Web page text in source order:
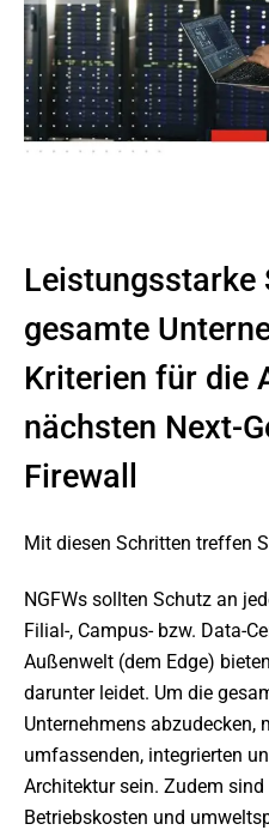
Leistungsstarke
gesamte
Kriterien für die
nächsten Next-
Firewall
Mit diesen Schritten treffen
NGFWs sollten Schutz an
Filial-, Campus- bzw. Data-
Außenwelt (dem Edge)
darunter leidet. Um die
Unternehmens abzudecken,
umfassenden, integrierten
Architektur sein. Zudem
Betriebskosten und